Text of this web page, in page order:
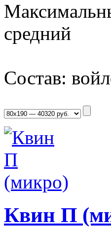
средний
Состав:
Квин П